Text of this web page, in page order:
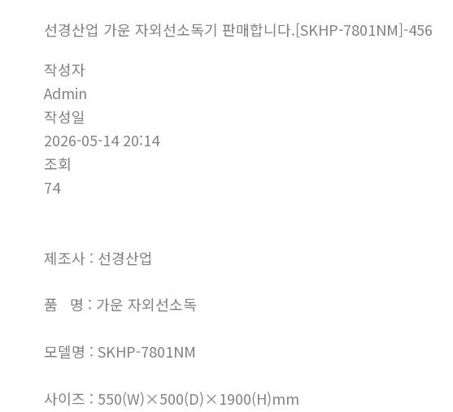
선경산업 가운 자외선소독기 판매합니다.[SKHP-7801NM]-456
작성자
Admin
작성일
2026-05-14 20:14
조회
74
제조사 : 선경산업
품 명 : 가운 자외선소독
모델명 : SKHP-7801NM
사이즈 : 550(W)×500(D)×1900(H)mm